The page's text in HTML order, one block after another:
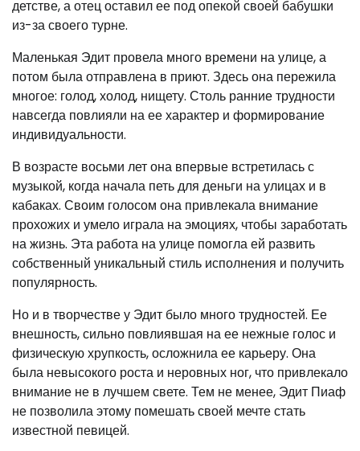
детстве, а отец оставил ее под опекой своей бабушки
из-за своего турне.
Маленькая Эдит провела много времени на улице, а
потом была отправлена в приют. Здесь она пережила
многое: голод, холод, нищету. Столь ранние трудности
навсегда повлияли на ее характер и формирование
индивидуальности.
В возрасте восьми лет она впервые встретилась с
музыкой, когда начала петь для деньги на улицах и в
кабаках. Своим голосом она привлекала внимание
прохожих и умело играла на эмоциях, чтобы заработать
на жизнь. Эта работа на улице помогла ей развить
собственный уникальный стиль исполнения и получить
популярность.
Но и в творчестве у Эдит было много трудностей. Ее
внешность, сильно повлиявшая на ее нежные голос и
физическую хрупкость, осложнила ее карьеру. Она
была невысокого роста и неровных ног, что привлекало
внимание не в лучшем свете. Тем не менее, Эдит Пиаф
не позволила этому помешать своей мечте стать
известной певицей.